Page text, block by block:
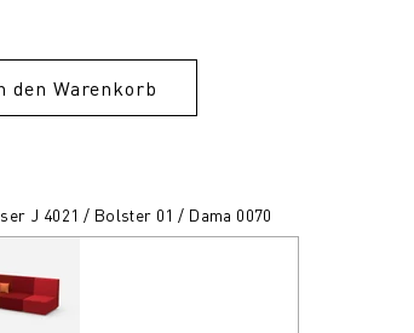
den Warenkorb
J 4021 / Bolster 01 / Dama 0070